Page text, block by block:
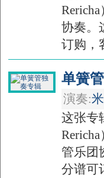
协奏。
订购，
单簧
演奏:
这张专
管乐团
分谱可